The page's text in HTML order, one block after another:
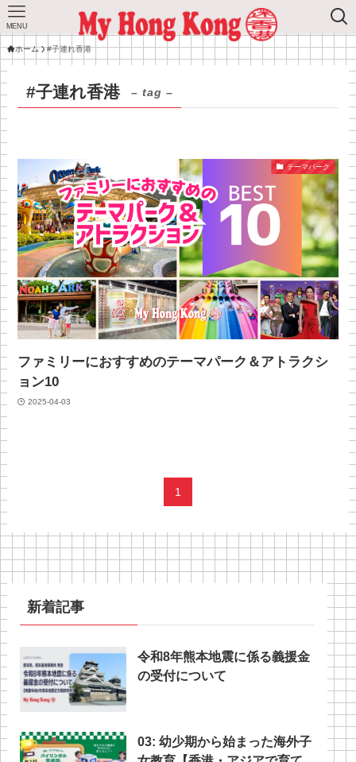
MENU
ホーム #子連れ香港
#子連れ香港 – tag –
テーマパーク
ファミリーにおすすめのテーマパーク＆アトラクシ
ョン10
2025-04-03
1
新着記事
令和8年熊本地震に係る義援金
の受付について
03: 幼少期から始まった海外子